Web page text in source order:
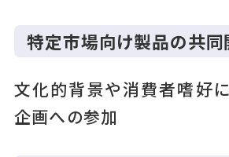
特定市場向け製品の共同
文化的背景や消費者嗜好
企画への参加